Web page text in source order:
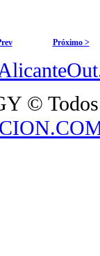
Próximo >
© Todos